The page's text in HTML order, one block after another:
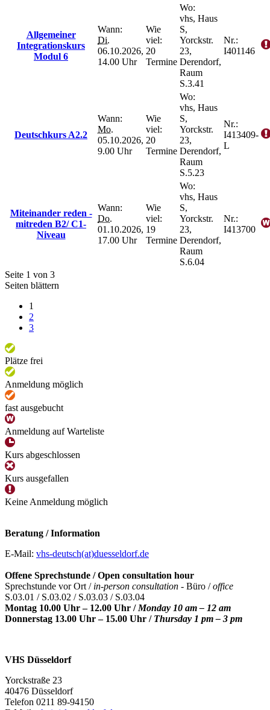
Allgemeiner
Integrationskurs
Modul 6
Wann:
Di.
06.10.2026,
14.00 Uhr
Wie
viel:
20
Termine
Wo:
vhs, Haus
S,
Yorckstr.
23,
Derendorf,
Raum
S.3.41
Nr.:
I401146
Deutschkurs A2.2
Wann:
Mo.
05.10.2026,
9.00 Uhr
Wie
viel:
20
Termine
Wo:
vhs, Haus
S,
Yorckstr.
23,
Derendorf,
Raum
S.5.23
Nr.:
I413409-
L
Miteinander reden -
mitreden B2/ C1-
Niveau
Wann:
Do.
01.10.2026,
17.00 Uhr
Wie
viel:
19
Termine
Wo:
vhs, Haus
S,
Yorckstr.
23,
Derendorf,
Raum
S.6.04
Nr.:
I413700
Seite 1 von 3
Seiten blättern
1
2
3
Plätze frei
Anmeldung möglich
fast ausgebucht
Anmeldung auf Warteliste
Kurs abgeschlossen
Kurs ausgefallen
Keine Anmeldung möglich
Beratung / Information
E-Mail: vhs-deutsch(at)duesseldorf.de
Offene Sprechstunde / Open consultation hour
Sprechstunde vor Ort / in-person consultation - Büro /office
S.03.01 / S.03.02 / S.03.03 / S.03.04
Montag 10.00 Uhr – 12.00 Uhr / Monday 10 am – 12 am
Donnerstag 13.00 Uhr – 15.00 Uhr / Thursday 1 pm – 3 pm
VHS Düsseldorf
Yorckstraße 23
40476 Düsseldorf
Telefon 0211 89-94150